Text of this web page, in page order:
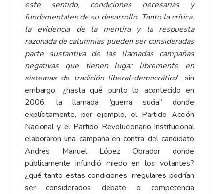
este sentido, condiciones necesarias y
fundamentales de su desarrollo. Tanto la crítica,
la evidencia de la mentira y la respuesta
razonada de calumnias pueden ser consideradas
parte sustantiva de las llamadas campañas
negativas que tienen lugar libremente en
sistemas de tradición liberal-democrático”, sin
embargo, ¿hasta qué punto lo acontecido en
2006, la llamada “guerra sucia” donde
explícitamente, por ejemplo, el Partido Acción
Nacional y el Partido Revolucionario Institucional
elaboraron una campaña en contra del candidato
Andrés Manuel López Obrador donde
públicamente infundió miedo en los votantes?
¿qué tanto estas condiciones irregulares podrían
ser considerados debate o competencia